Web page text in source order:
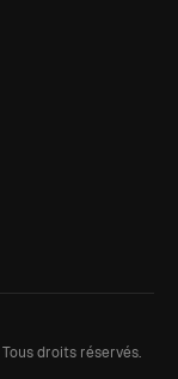
Tous droits réservés.